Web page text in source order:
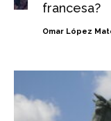
francesa?
Omar López